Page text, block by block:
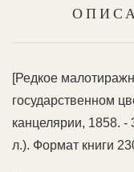
[Редкое
государственном
канцелярии, 1858. -
л.). Формат книги